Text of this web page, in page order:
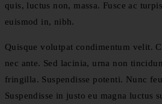
quis, luctus non, massa. Fusce ac
euismod in, nibh.
Quisque volutpat condimentum velit.
nec ante. Sed lacinia, urna non
fringilla. Suspendisse potenti. Nunc
Suspendisse in justo eu magna luctus